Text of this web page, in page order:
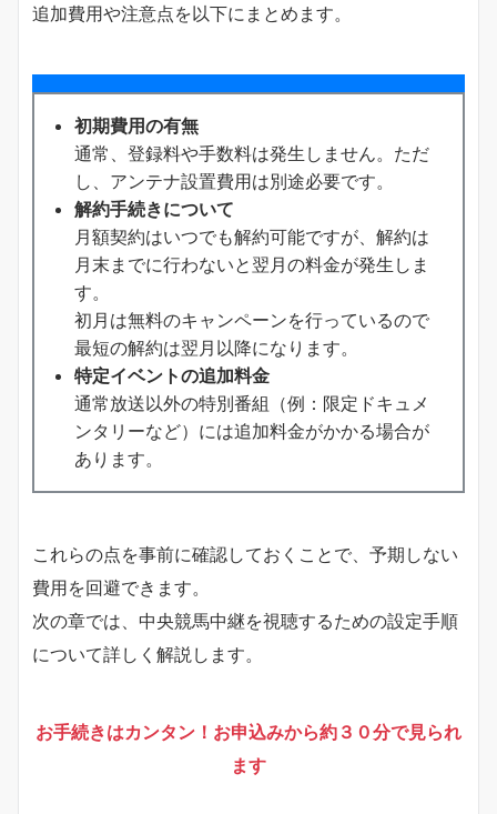
追加費用や注意点を以下にまとめます。
初期費用の有無
通常、登録料や手数料は発生しません。ただ
し、アンテナ設置費用は別途必要です。
解約手続きについて
月額契約はいつでも解約可能ですが、解約は
月末までに行わないと翌月の料金が発生しま
す。
初月は無料のキャンペーンを行っているので
最短の解約は翌月以降になります。
特定イベントの追加料金
通常放送以外の特別番組（例：限定ドキュメ
ンタリーなど）には追加料金がかかる場合が
あります。
これらの点を事前に確認しておくことで、予期しない
費用を回避できます。
次の章では、中央競馬中継を視聴するための設定手順
について詳しく解説します。
お手続きはカンタン！お申込みから約３０分で見られ
ます